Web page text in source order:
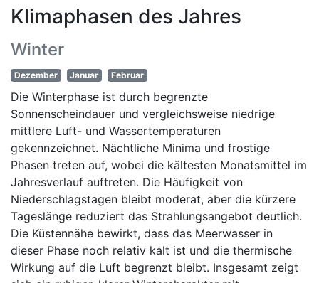
Klimaphasen des Jahres
Winter
Dezember Januar Februar
Die Winterphase ist durch begrenzte
Sonnenscheindauer und vergleichsweise niedrige
mittlere Luft- und Wassertemperaturen
gekennzeichnet. Nächtliche Minima und frostige
Phasen treten auf, wobei die kältesten Monatsmittel im
Jahresverlauf auftreten. Die Häufigkeit von
Niederschlagstagen bleibt moderat, aber die kürzere
Tageslänge reduziert das Strahlungsangebot deutlich.
Die Küstennähe bewirkt, dass das Meerwasser in
dieser Phase noch relativ kalt ist und die thermische
Wirkung auf die Luft begrenzt bleibt. Insgesamt zeigt